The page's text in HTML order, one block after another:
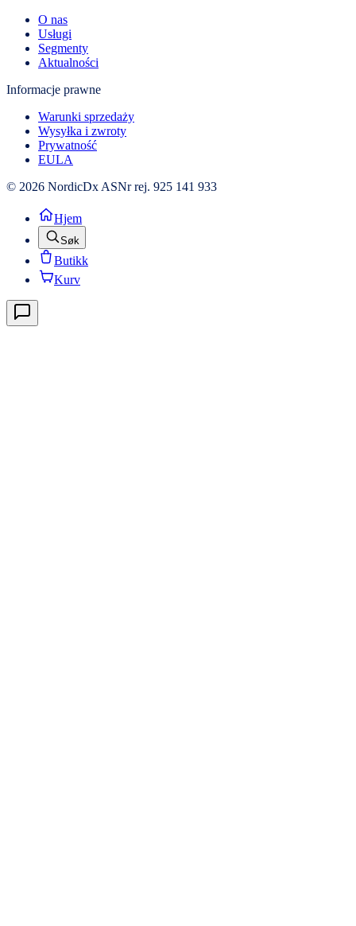
O nas
Usługi
Segmenty
Aktualności
Informacje prawne
Warunki sprzedaży
Wysyłka i zwroty
Prywatność
EULA
© 2026 NordicDx ASNr rej. 925 141 933
Hjem
Søk
Butikk
Kurv